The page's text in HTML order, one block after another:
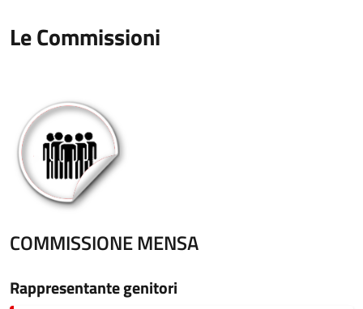
Le Commissioni
COMMISSIONE MENSA
Rappresentante genitori